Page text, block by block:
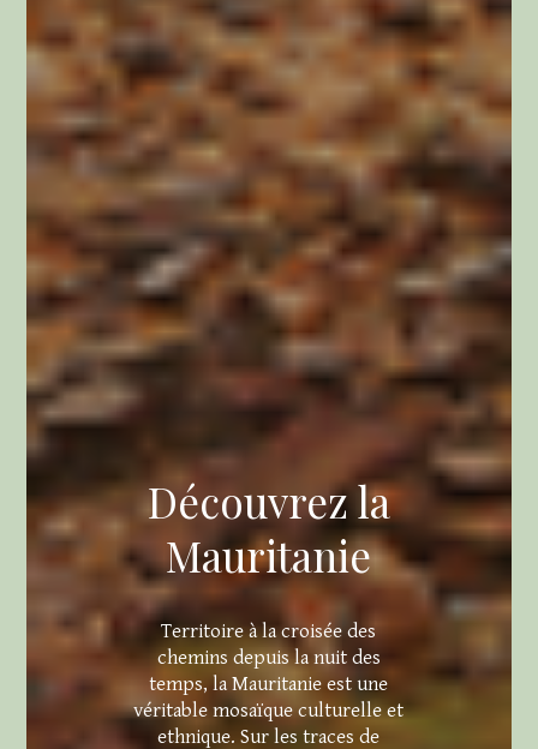
Découvrez la
Mauritanie
Territoire à la croisée des
chemins depuis la nuit des
temps, la Mauritanie est une
véritable mosaïque culturelle et
ethnique. Sur les traces de